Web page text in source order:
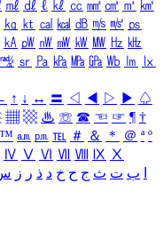
㎖ ㎗ ℓ ㎘ ㏄ ㎣ ㎤ ㎥ ㎦
㎏ ㏏ ㎈ ㎉ ㏈ ㎧ ㎨ ㎰
㎄ ㎺ ㎻ ㎽ ㎾ ㎿ ㎐ ㎑
㎯ ㏛ ㎩ ㎪ ㎫ ㎬ ㏝ ㏐
㏓
↑ ↓ ↔ 〓 ◁ ◀ ▷ ▶ ♤
▦ ▩ ♨ ☏ ☎ ☜ ☞ ¶ †
™ ㏂ ㏘ ℡ ＃ ＆ ＊ ＠ ª º
Ⅳ Ⅴ Ⅵ Ⅶ Ⅷ Ⅸ Ⅹ
ب ت ث ج ح خ د ذ ر ز